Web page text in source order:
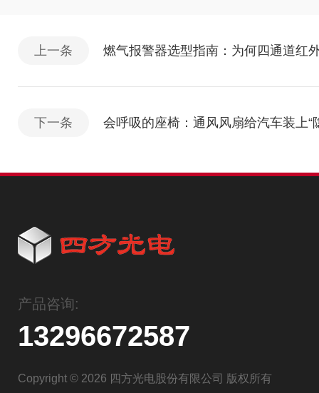
上一条 燃气报警器选型指南：为何四通道红
下一条 会呼吸的座椅：通风风扇给汽车装上“
产品咨询:
13296672587
Copyright © 2026 四方光电股份有限公司 版权所有